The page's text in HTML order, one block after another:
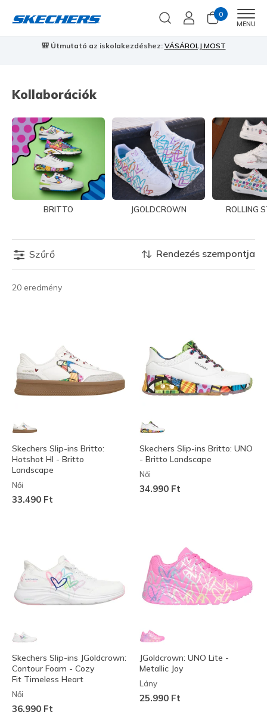
0
MENU
🎒 Útmutató az iskolakezdéshez: VÁSÁROLJ MOST
Kollaborációk
BRITTO JGOLDCROWN ROLLING
Szűrő
20 eredmény
Rendezés szempontja
Skechers Slip-ins Britto:
Hotshot HI - Britto
Landscape
Női
33.490 Ft
Skechers Slip-ins Britto: UNO
- Britto Landscape
Női
34.990 Ft
Skechers Slip-ins JGoldcrown:
Contour Foam - Cozy
Fit Timeless Heart
Női
36.990 Ft
JGoldcrown: UNO Lite -
Metallic Joy
Lány
25.990 Ft